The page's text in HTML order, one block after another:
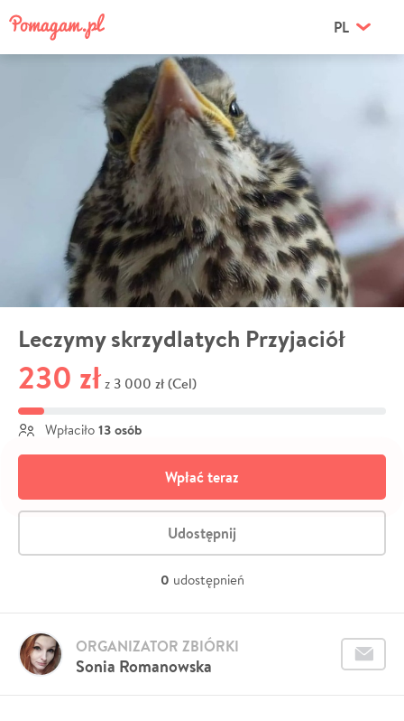
PL
Leczymy skrzydlatych Przyjaciół
230 zł z 3 000 zł (Cel)
Wpłaciło 13 osób
Wpłać teraz
Udostępnij
0 udostępnień
Sonia Romanowska
ORGANIZATOR ZBIÓRKI